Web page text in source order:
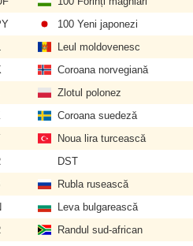
100 Yeni japonezi
Leul moldovenesc
Coroana norvegiană
Zlotul polonez
Coroana suedeză
Noua lira turcească
DST
Rubla rusească
Leva bulgarească
Randul sud-african